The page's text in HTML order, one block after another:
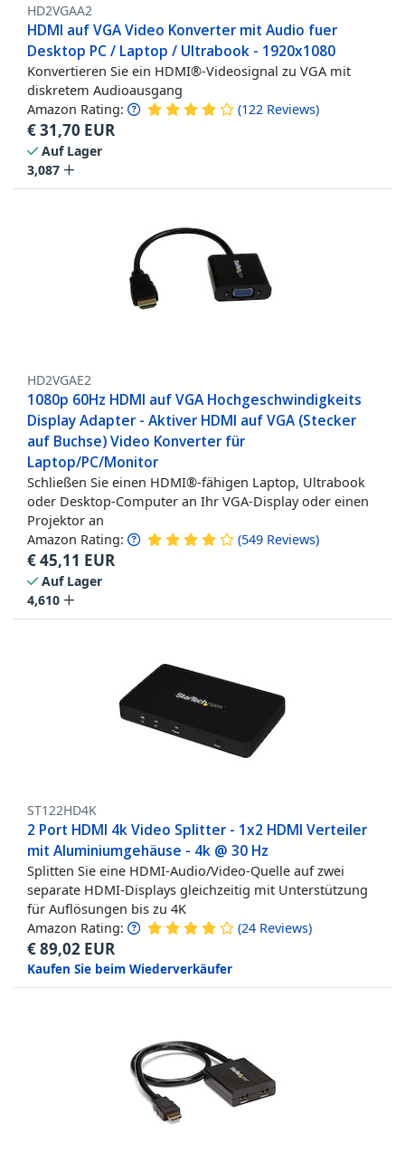
HD2VGAA2
HDMI auf VGA Video Konverter mit Audio fuer
Desktop PC / Laptop / Ultrabook - 1920x1080
Konvertieren Sie ein HDMI®-Videosignal zu VGA mit
diskretem Audioausgang
Amazon Rating: (122 Reviews)
€31,70 EUR
Auf Lager
3,087
HD2VGAE2
1080p 60Hz HDMI auf VGA Hochgeschwindigkeits
Display Adapter - Aktiver HDMI auf VGA (Stecker
auf Buchse) Video Konverter für
Laptop/PC/Monitor
Schließen Sie einen HDMI®-fähigen Laptop, Ultrabook
oder Desktop-Computer an Ihr VGA-Display oder einen
Projektor an
Amazon Rating: (549 Reviews)
€45,11 EUR
Auf Lager
4,610
ST122HD4K
2 Port HDMI 4k Video Splitter - 1x2 HDMI Verteiler
mit Aluminiumgehäuse - 4k @ 30 Hz
Splitten Sie eine HDMI-Audio/Video-Quelle auf zwei
separate HDMI-Displays gleichzeitig mit Unterstützung
für Auflösungen bis zu 4K
Amazon Rating: (24 Reviews)
€89,02 EUR
Kaufen Sie beim Wiederverkäufer